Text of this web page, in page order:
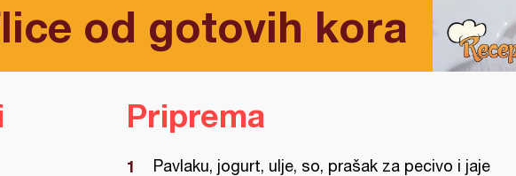
od gotovih kora
Priprema
Pavlaku, jogurt, ulje, so, prašak za pecivo i jaje